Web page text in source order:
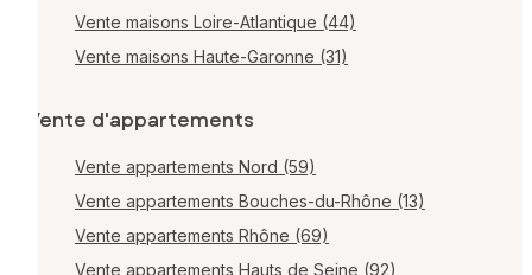
Vente maisons Loire-Atlantique (44)
Vente maisons Haute-Garonne (31)
Vente d'appartements
Vente appartements Nord (59)
Vente appartements Bouches-du-Rhône (13)
Vente appartements Rhône (69)
Vente appartements Hauts de Seine (92)